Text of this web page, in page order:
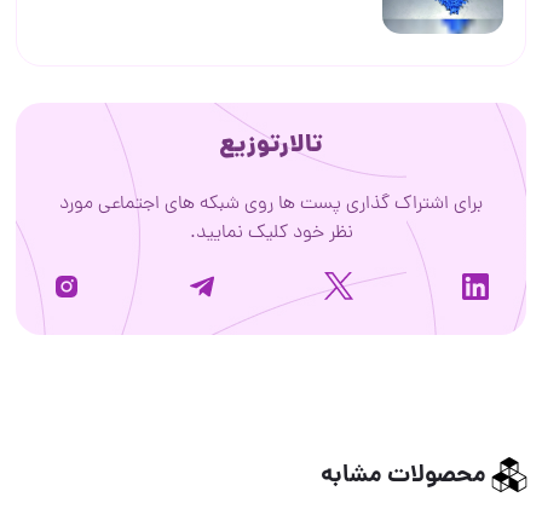
تالارتوزیع
برای اشتراک گذاری پست ها روی شبکه های اجتماعی مورد
نظر خود کلیک نمایید.
محصولات مشابه